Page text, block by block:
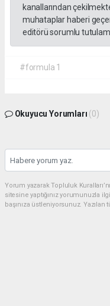
kanallarından
muhataplar haberi
editörü sorumlu
#formula 1
Okuyucu Yorumları (0)
Yorum yazarak Topluluk
sitesine yaptığınız yorumunuzla
başınıza üstleniyorsunuz.